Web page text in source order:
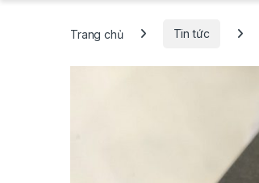
Trang chủ Tin tức